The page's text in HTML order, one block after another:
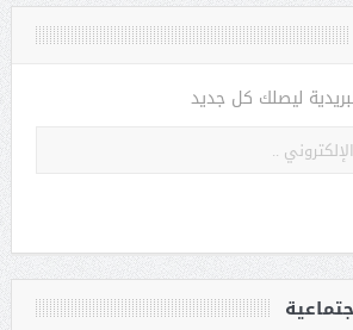
ليصلك كل جديد